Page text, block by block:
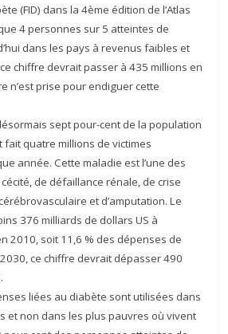
(FID) dans la 4ème édition de l’Atlas
4 personnes sur 5 atteintes de
dans les pays à revenus faibles et
chiffre devrait passer à 435 millions en
n’est prise pour endiguer cette
sept pour-cent de la population
quatre millions de victimes
année. Cette maladie est l’une des
de défaillance rénale, de crise
et d’amputation. Le
376 milliards de dollars US à
2010, soit 11,6 % des dépenses de
2030, ce chiffre devrait dépasser 490
liées au diabète sont utilisées dans
et non dans les plus pauvres où vivent